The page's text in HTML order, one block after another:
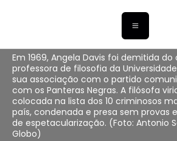
Em 1969, Angela Davis foi demitida do
professora de filosofia da
sua associação com o partido
com os Panteras Negras. A filósofa
colocada na lista dos 10 criminosos
país, condenada e presa sem provas
de espetacularização. (Foto: Antonio
Globo)